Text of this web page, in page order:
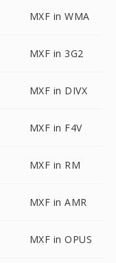
MXF in WMA
MXF in 3G2
MXF in DIVX
MXF in F4V
MXF in RM
MXF in AMR
MXF in OPUS